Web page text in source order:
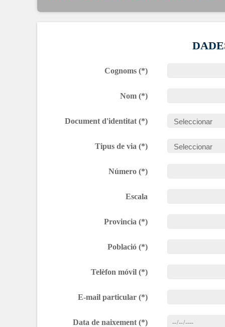
Cognoms (*)
Nom (*)
Document d'identitat (*)
Tipus de via (*)
Número (*)
Escala
Provincia (*)
Població (*)
Telèfon móvil (*)
E-mail particular (*)
Data de naixement (*)